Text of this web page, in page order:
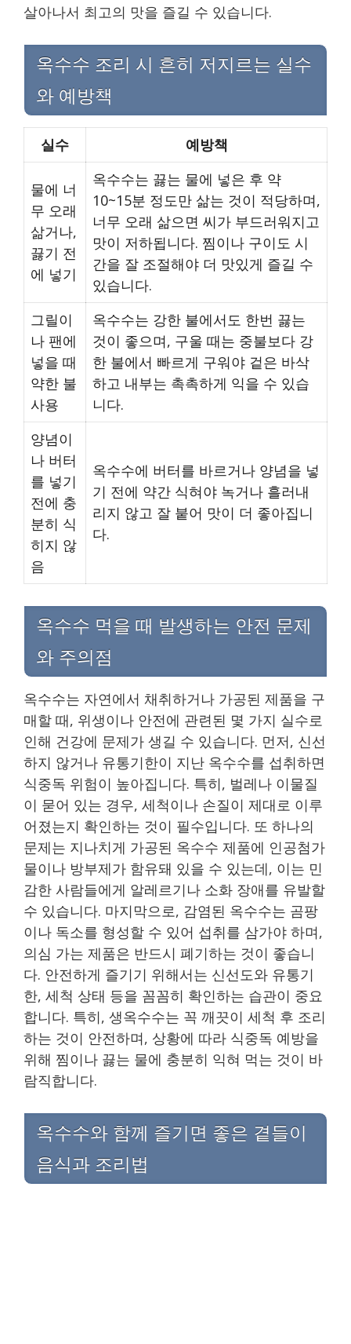
살아나서 최고의 맛을 즐길 수 있습니다.
옥수수 조리 시 흔히 저지르는 실수
와 예방책
실수 예방책
물에 너
무 오래
삶거나,
끓기 전
에 넣기
옥수수는 끓는 물에 넣은 후 약
10~15분 정도만 삶는 것이 적당하며,
너무 오래 삶으면 씨가 부드러워지고
맛이 저하됩니다. 찜이나 구이도 시
간을 잘 조절해야 더 맛있게 즐길 수
있습니다.
그릴이
나 팬에
넣을 때
약한 불
사용
옥수수는 강한 불에서도 한번 끓는
것이 좋으며, 구울 때는 중불보다 강
한 불에서 빠르게 구워야 겉은 바삭
하고 내부는 촉촉하게 익을 수 있습
니다.
양념이
나 버터
를 넣기
전에 충
분히 식
히지 않
음
옥수수에 버터를 바르거나 양념을 넣
기 전에 약간 식혀야 녹거나 흘러내
리지 않고 잘 붙어 맛이 더 좋아집니
다.
옥수수 먹을 때 발생하는 안전 문제
와 주의점
옥수수는 자연에서 채취하거나 가공된 제품을 구
매할 때, 위생이나 안전에 관련된 몇 가지 실수로
인해 건강에 문제가 생길 수 있습니다. 먼저, 신선
하지 않거나 유통기한이 지난 옥수수를 섭취하면
식중독 위험이 높아집니다. 특히, 벌레나 이물질
이 묻어 있는 경우, 세척이나 손질이 제대로 이루
어졌는지 확인하는 것이 필수입니다. 또 하나의
문제는 지나치게 가공된 옥수수 제품에 인공첨가
물이나 방부제가 함유돼 있을 수 있는데, 이는 민
감한 사람들에게 알레르기나 소화 장애를 유발할
수 있습니다. 마지막으로, 감염된 옥수수는 곰팡
이나 독소를 형성할 수 있어 섭취를 삼가야 하며,
의심 가는 제품은 반드시 폐기하는 것이 좋습니
다. 안전하게 즐기기 위해서는 신선도와 유통기
한, 세척 상태 등을 꼼꼼히 확인하는 습관이 중요
합니다. 특히, 생옥수수는 꼭 깨끗이 세척 후 조리
하는 것이 안전하며, 상황에 따라 식중독 예방을
위해 찜이나 끓는 물에 충분히 익혀 먹는 것이 바
람직합니다.
옥수수와 함께 즐기면 좋은 곁들이
음식과 조리법